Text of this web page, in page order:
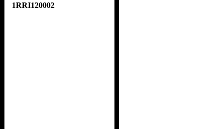
1RRI120002